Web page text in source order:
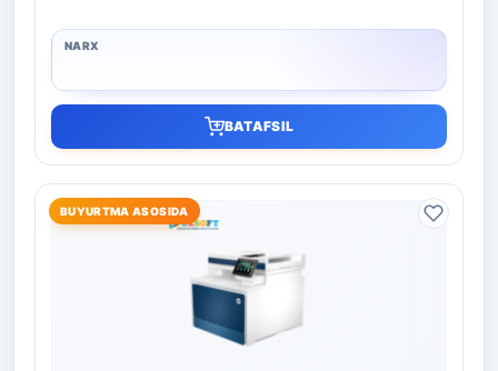
BATAFSIL
BUYURTMA ASOSIDA